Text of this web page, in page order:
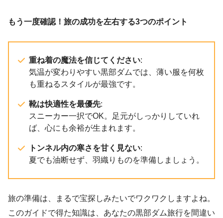
もう一度確認！旅の成功を左右する3つのポイント
重ね着の魔法を信じてください:
気温が変わりやすい黒部ダムでは、薄い服を何枚
も重ねるスタイルが最強です。
靴は快適性を最優先:
スニーカー一択でOK。足元がしっかりしていれ
ば、心にも余裕が生まれます。
トンネル内の寒さを甘く見ない:
夏でも油断せず、羽織りものを準備しましょう。
旅の準備は、まるで宝探しみたいでワクワクしますよね。
このガイドで得た知識は、あなたの黒部ダム旅行を間違い